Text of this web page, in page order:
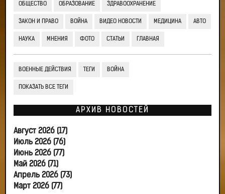
ОБЩЕСТВО ОБРАЗОВАНИЕ ЗДРАВООХРАНЕНИЕ
ЗАКОН И ПРАВО ВОЙНА ВИДЕО НОВОСТИ МЕДИЦИНА АВТО
НАУКА МНЕНИЯ ФОТО СТАТЬИ ГЛАВНАЯ
ВОЕННЫЕ ДЕЙСТВИЯ ТЕГИ ВОЙНА
ПОКАЗАТЬ ВСЕ ТЕГИ
АРХИВ НОВОСТЕЙ
Август 2026 (17)
Июль 2026 (76)
Июнь 2026 (77)
Май 2026 (71)
Апрель 2026 (73)
Март 2026 (77)